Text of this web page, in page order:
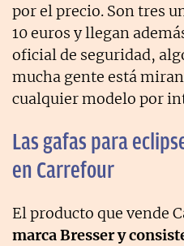
por el precio. Son tres
10 euros y llegan
oficial de seguridad,
mucha gente está
cualquier modelo por
Las gafas para
en Carrefour
El producto que vende
marca Bresser y